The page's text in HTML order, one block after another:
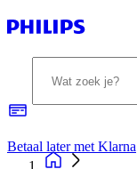
Betaal later met Klarna